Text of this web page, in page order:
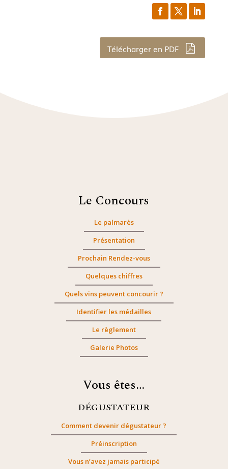
Télécharger en PDF
Le Concours
Le palmarès
Présentation
Prochain Rendez-vous
Quelques chiffres
Quels vins peuvent concourir ?
Identifier les médailles
Le règlement
Galerie Photos
Vous êtes…
DÉGUSTATEUR
Comment devenir dégustateur ?
Préinscription
Vous n’avez jamais participé